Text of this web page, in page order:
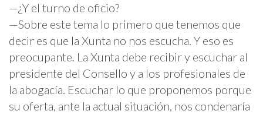
—¿Y el turno de oficio?
—Sobre este tema lo primero que tenemos que
decir es que la Xunta no nos escucha. Y eso es
preocupante. La Xunta debe recibir y escuchar al
presidente del Consello y a los profesionales de
la abogacía. Escuchar lo que proponemos porque
su oferta, ante la actual situación, nos condenaría